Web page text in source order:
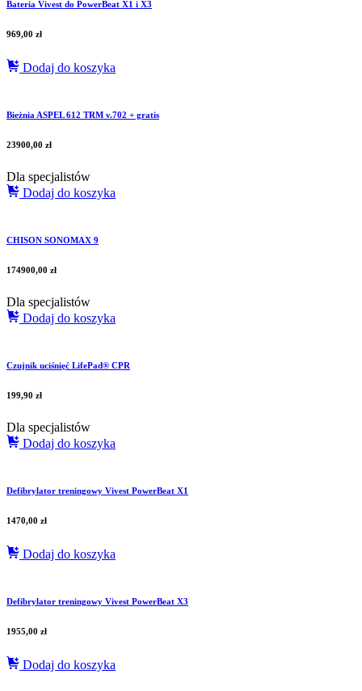
Bateria Vivest do PowerBeat X1 i X3
969,00 zł
Dodaj do koszyka
Bieżnia ASPEL 612 TRM v.702 + gratis
23900,00 zł
Dla specjalistów
Dodaj do koszyka
CHISON SONOMAX 9
174900,00 zł
Dla specjalistów
Dodaj do koszyka
Czujnik uciśnięć LifePad® CPR
199,90 zł
Dla specjalistów
Dodaj do koszyka
Defibrylator treningowy Vivest PowerBeat X1
1470,00 zł
Dodaj do koszyka
Defibrylator treningowy Vivest PowerBeat X3
1955,00 zł
Dodaj do koszyka